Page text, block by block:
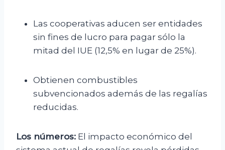
Las cooperativas aducen ser entidades
sin fines de lucro para pagar sólo la
mitad del IUE (12,5% en lugar de 25%).
Obtienen combustibles
subvencionados además de las regalías
reducidas.
Los números: El impacto económico del